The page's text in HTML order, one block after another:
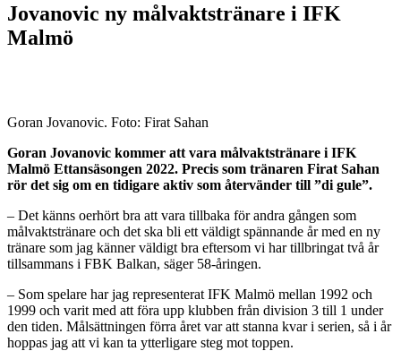
Jovanovic ny målvaktstränare i IFK
Malmö
Goran Jovanovic. Foto: Firat Sahan
Goran Jovanovic kommer att vara målvaktstränare i IFK
Malmö Ettansäsongen 2022. Precis som tränaren Firat Sahan
rör det sig om en tidigare aktiv som återvänder till ”di gule”.
– Det känns oerhört bra att vara tillbaka för andra gången som
målvaktstränare och det ska bli ett väldigt spännande år med en ny
tränare som jag känner väldigt bra eftersom vi har tillbringat två år
tillsammans i FBK Balkan, säger 58-åringen.
– Som spelare har jag representerat IFK Malmö mellan 1992 och
1999 och varit med att föra upp klubben från division 3 till 1 under
den tiden. Målsättningen förra året var att stanna kvar i serien, så i år
hoppas jag att vi kan ta ytterligare steg mot toppen.